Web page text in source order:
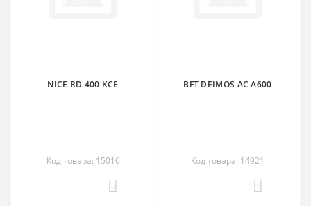
NICE RD 400 KCE
Код товара: 15016
BFT DEIMOS AC A600
Код товара: 14921